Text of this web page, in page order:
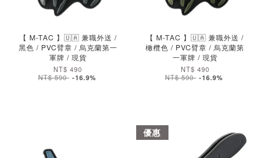
加入購物車
【 M-TAC 】🇺🇦 兼職外送 /
黑色 / PVC臂章 / 烏克蘭第一
軍牌 / 現貨
NT$ 490
NT$ 590 -16.9%
【 M-TAC 】🇺🇦 兼職外送 /
橄欖色 / PVC臂章 / 烏克蘭第
一軍牌 / 現貨
NT$ 490
NT$ 590 -16.9%
優惠